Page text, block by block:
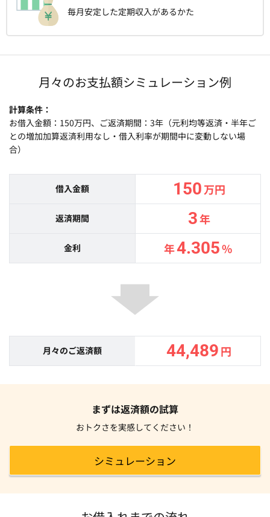
毎月安定した定期収入があるかた
月々のお支払額シミュレーション例
計算条件
お借入金額：150万円、ご返済期間：3年（元利均等返済・半年ご
との増加加算返済利用なし・借入利率が期間中に変動しない場
合）
借入金額 150万円
返済期間 3年
金利 年4.305%
月々のご返済額 44,489円
まずは返済額の試算
おトクさを実感してください！
シミュレーション